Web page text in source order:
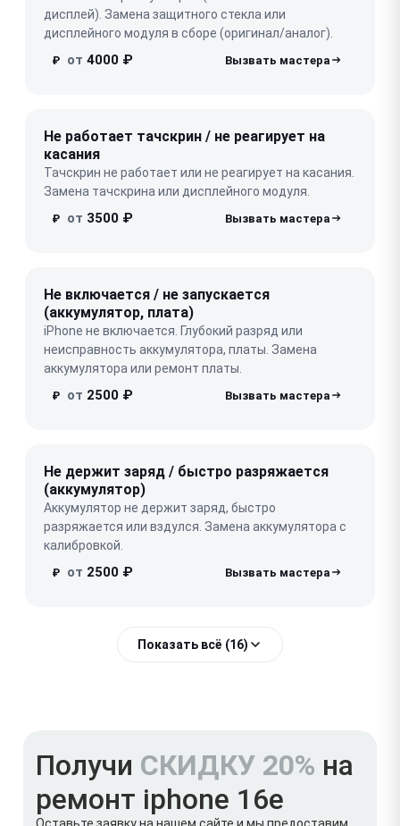
дисплей). Замена защитного стекла или
дисплейного модуля в сборе (оригинал/аналог).
₽ от 4000 ₽
Не работает тачскрин / не реагирует на
касания
Тачскрин не работает или не реагирует на касания.
Замена тачскрина или дисплейного модуля.
₽ от 3500 ₽
Не включается / не запускается
(аккумулятор, плата)
iPhone не включается. Глубокий разряд или
неисправность аккумулятора, платы. Замена
аккумулятора или ремонт платы.
₽ от 2500 ₽
Не держит заряд / быстро разряжается
(аккумулятор)
Аккумулятор не держит заряд, быстро
разряжается или вздулся. Замена аккумулятора с
калибровкой.
₽ от 2500 ₽
Показать всё (16)
Получи СКИДКУ 20% на
ремонт iphone 16e
Оставьте заявку на нашем сайте и мы предоставим